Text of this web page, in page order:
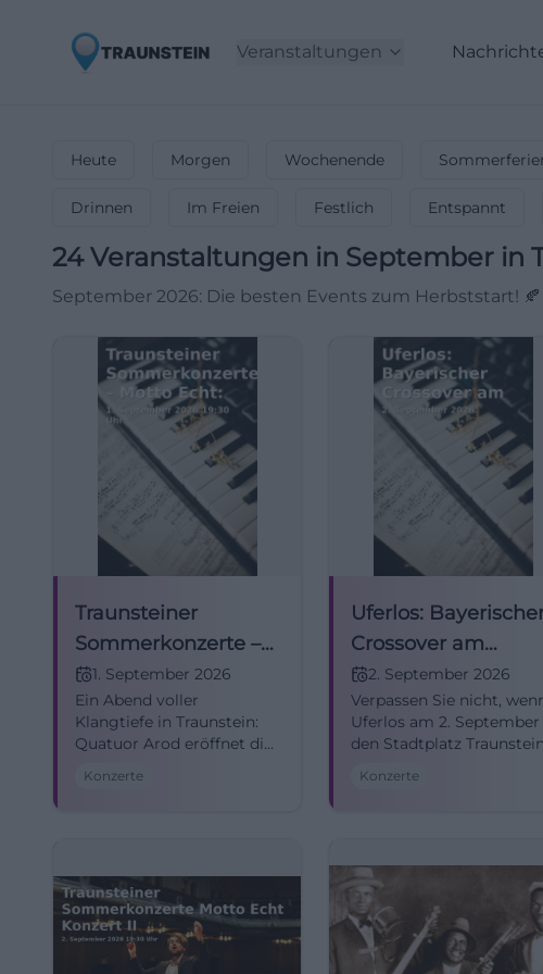
Veranstaltungen
Heute Morgen Wochenende
Drinnen Im Freien Festlich Entspannt
24 Veranstaltungen in September in
September 2026: Die besten Events zum Herbststart!
Traunsteiner
Sommerkonzerte –
Motto Echt: Konzert I
mit Quatuor Arod
1. September 2026
Ein Abend voller
Klangtiefe in Traunstein:
Quatuor Arod eröffnet die
Mendelssohn und Enescu.
Konzerte
Uferlos:
Crossover am
Stadtplatz
2. September 2026
Verpassen Sie nicht,
Uferlos am 2. September
den Stadtplatz Traunstein
Crossover rockt. Eintritt
Konzerte